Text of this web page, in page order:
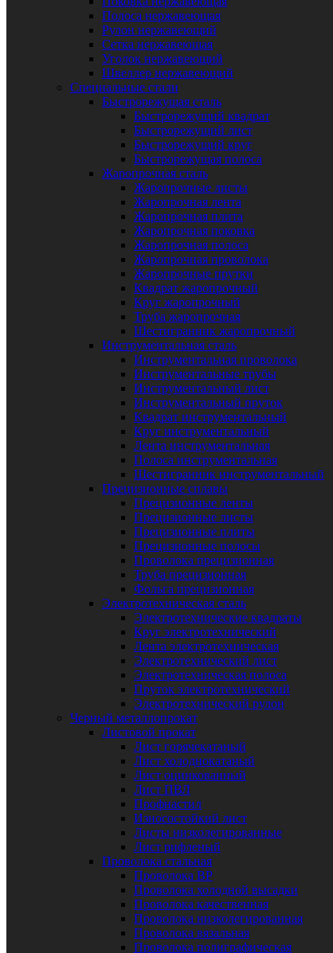
Полоса нержавеющая
Рулон нержавеющий
Сетка нержавеющая
Уголок нержавеющий
Швеллер нержавеющий
Специальные стали
Быстрорежущая сталь
Быстрорежущий квадрат
Быстрорежущий лист
Быстрорежущий круг
Быстрорежущая полоса
Жаропрочная сталь
Жаропрочные листы
Жаропрочная лента
Жаропрочная плита
Жаропрочная поковка
Жаропрочная полоса
Жаропрочная проволока
Жаропрочные прутки
Квадрат жаропрочный
Круг жаропрочный
Труба жаропрочная
Шестигранник жаропрочный
Инструментальная сталь
Инструментальная проволока
Инструментальные трубы
Инструментальный лист
Инструментальный пруток
Квадрат инструментальный
Круг инструментальный
Лента инструментальная
Полоса инструментальная
Шестигранник инструментальный
Прецизионные сплавы
Прецизионные ленты
Прецизионные листы
Прецизионные плиты
Прецизионные полосы
Проволока прецизионная
Труба прецизионная
Фольга прецизионная
Электротехническая сталь
Электротехнические квадраты
Круг электротехнический
Лента электротехническая
Электротехнический лист
Электротехническая полоса
Пруток электротехнический
Электротехнический рулон
Черный металлопрокат
Листовой прокат
Лист горячекатаный
Лист холоднокатаный
Лист оцинкованный
Лист ПВЛ
Профнастил
Износостойкий лист
Листы низколегированные
Лист рифленый
Проволока стальная
Проволока ВР
Проволока холодной высадки
Проволока качественная
Проволока низколегированная
Проволока вязальная
Проволока полиграфическая